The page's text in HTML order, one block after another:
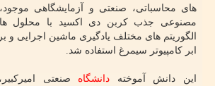
های محاسباتی، صنعتی و آزمایشگاهی
مصنوعی جذب کربن دی اکسید با محلول
الگوریتم های مختلف یادگیری ماشین اجرایی و
ابر کامپیوتر سیمرغ استفاده شد.
این دانش آموخته دانشگاه صنعتی